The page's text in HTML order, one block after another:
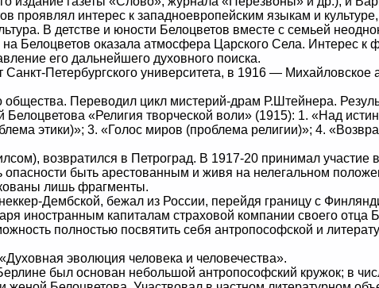
проявлял интерес к западноевропейским языкам и
В детстве и юности Белоцветов вместе с семьей
Белоцветов оказала атмосфера Царского Села. Интерес к
его дальнейшего духовного поиска.
Петербургского университета, в 1916 — Михайловское
Переводил цикл мистерий-драм Р.Штейнера.
«Религия творческой воли» (1915): 1. «Над
этики)»; 3. «Голос миров (проблема религии)»; 4.
возвратился в Петроград. В 1917-20 принимал участие в
быть арестованным и живя на нелегальном
лишь фрагменты.
Дембской, бежал из России, перейдя границу с
иностранным капиталам страховой компании своего отца
полностью посвятить себя антропософской и
эволюция человека и человечества».
был основан небольшой антропософский кружок; в